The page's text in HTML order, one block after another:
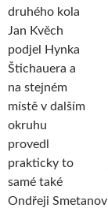
druhého kola
Jan Kvěch
podjel Hynka
Štichauera a
na stejném
místě v dalším
okruhu
provedl
prakticky to
samé také
Ondřeji